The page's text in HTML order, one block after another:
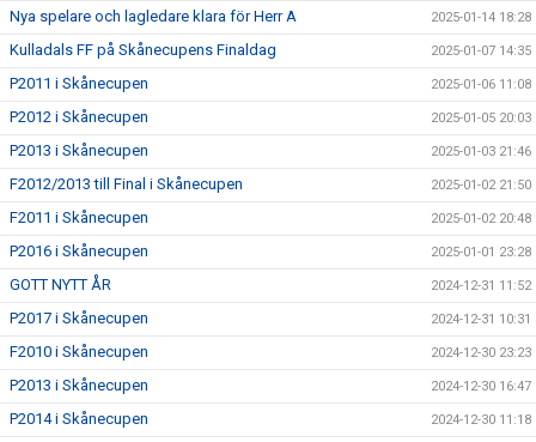
Nya spelare och lagledare klara för Herr A 2025-01-14 18:28
Kulladals FF på Skånecupens Finaldag 2025-01-07 14:35
P2011 i Skånecupen 2025-01-06 11:08
P2012 i Skånecupen 2025-01-05 20:03
P2013 i Skånecupen 2025-01-03 21:46
F2012/2013 till Final i Skånecupen 2025-01-02 21:50
F2011 i Skånecupen 2025-01-02 20:48
P2016 i Skånecupen 2025-01-01 23:28
GOTT NYTT ÅR 2024-12-31 11:52
P2017 i Skånecupen 2024-12-31 10:31
F2010 i Skånecupen 2024-12-30 23:23
P2013 i Skånecupen 2024-12-30 16:47
P2014 i Skånecupen 2024-12-30 11:18